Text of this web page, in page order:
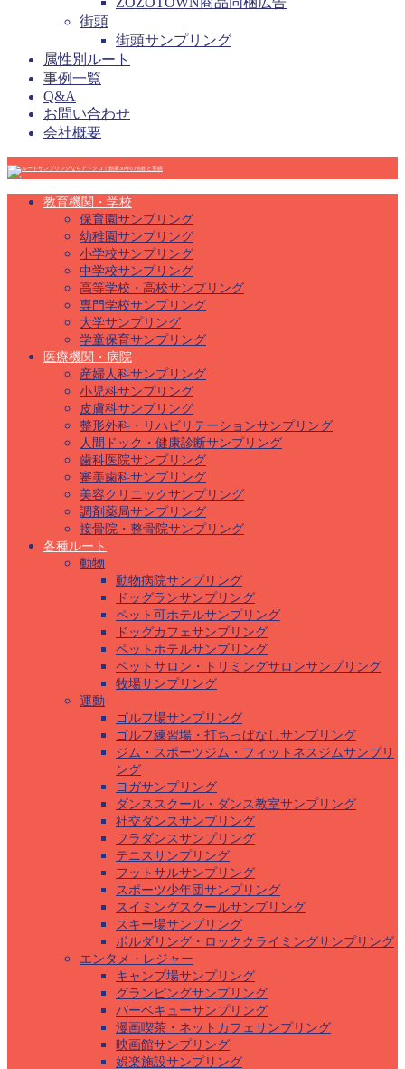
街頭
街頭サンプリング
属性別ルート
事例一覧
Q&A
お問い合わせ
会社概要
教育機関・学校
保育園サンプリング
幼稚園サンプリング
小学校サンプリング
中学校サンプリング
高等学校・高校サンプリング
専門学校サンプリング
大学サンプリング
学童保育サンプリング
医療機関・病院
産婦人科サンプリング
小児科サンプリング
皮膚科サンプリング
整形外科・リハビリテーションサンプリング
人間ドック・健康診断サンプリング
歯科医院サンプリング
審美歯科サンプリング
美容クリニックサンプリング
調剤薬局サンプリング
接骨院・整骨院サンプリング
各種ルート
動物
動物病院サンプリング
ドッグランサンプリング
ペット可ホテルサンプリング
ドッグカフェサンプリング
ペットホテルサンプリング
ペットサロン・トリミングサロンサンプリング
牧場サンプリング
運動
ゴルフ場サンプリング
ゴルフ練習場・打ちっぱなしサンプリング
ジム・スポーツジム・フィットネスジムサンプリ
ング
ヨガサンプリング
ダンススクール・ダンス教室サンプリング
社交ダンスサンプリング
フラダンスサンプリング
テニスサンプリング
フットサルサンプリング
スポーツ少年団サンプリング
スイミングスクールサンプリング
スキー場サンプリング
ボルダリング・ロッククライミングサンプリング
エンタメ・レジャー
キャンプ場サンプリング
グランピングサンプリング
バーベキューサンプリング
漫画喫茶・ネットカフェサンプリング
映画館サンプリング
娯楽施設サンプリング